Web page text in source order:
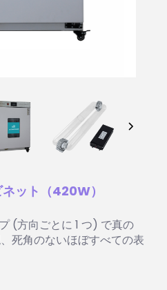
ット（420W）
(方向ごとに 1 つ) で真の
死角のないほぼすべての表